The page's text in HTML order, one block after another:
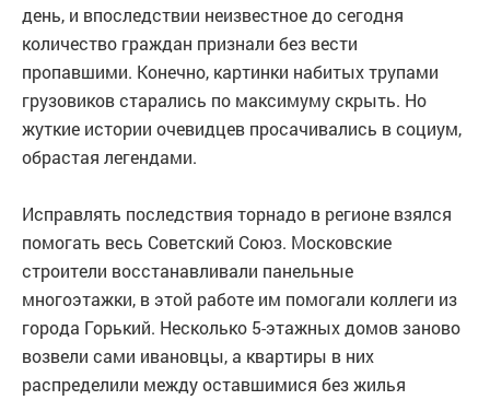
день, и впоследствии неизвестное до сегодня
количество граждан признали без вести
пропавшими. Конечно, картинки набитых трупами
грузовиков старались по максимуму скрыть. Но
жуткие истории очевидцев просачивались в социум,
обрастая легендами.
Исправлять последствия торнадо в регионе взялся
помогать весь Советский Союз. Московские
строители восстанавливали панельные
многоэтажки, в этой работе им помогали коллеги из
города Горький. Несколько 5-этажных домов заново
возвели сами ивановцы, а квартиры в них
распределили между оставшимися без жилья